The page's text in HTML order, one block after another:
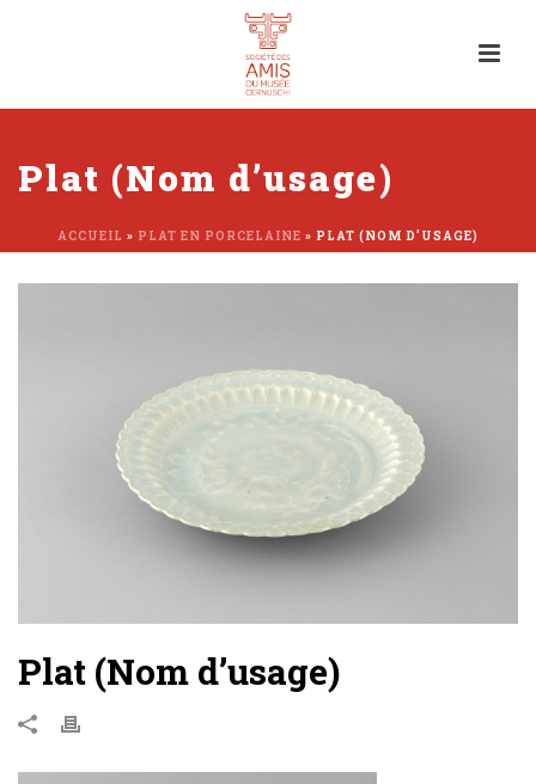
Plat (Nom d’usage)
ACCUEIL » PLAT EN PORCELAINE » PLAT (NOM D’USAGE)
Plat (Nom d’usage)